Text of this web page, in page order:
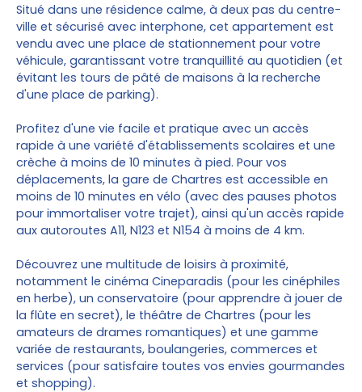
Situé dans une résidence calme, à deux pas du centre-
ville et sécurisé avec interphone, cet appartement est
vendu avec une place de stationnement pour votre
véhicule, garantissant votre tranquillité au quotidien (et
évitant les tours de pâté de maisons à la recherche
d'une place de parking).
Profitez d'une vie facile et pratique avec un accès
rapide à une variété d'établissements scolaires et une
crèche à moins de 10 minutes à pied. Pour vos
déplacements, la gare de Chartres est accessible en
moins de 10 minutes en vélo (avec des pauses photos
pour immortaliser votre trajet), ainsi qu'un accès rapide
aux autoroutes A11, N123 et N154 à moins de 4 km.
Découvrez une multitude de loisirs à proximité,
notamment le cinéma Cineparadis (pour les cinéphiles
en herbe), un conservatoire (pour apprendre à jouer de
la flûte en secret), le théâtre de Chartres (pour les
amateurs de drames romantiques) et une gamme
variée de restaurants, boulangeries, commerces et
services (pour satisfaire toutes vos envies gourmandes
et shopping).